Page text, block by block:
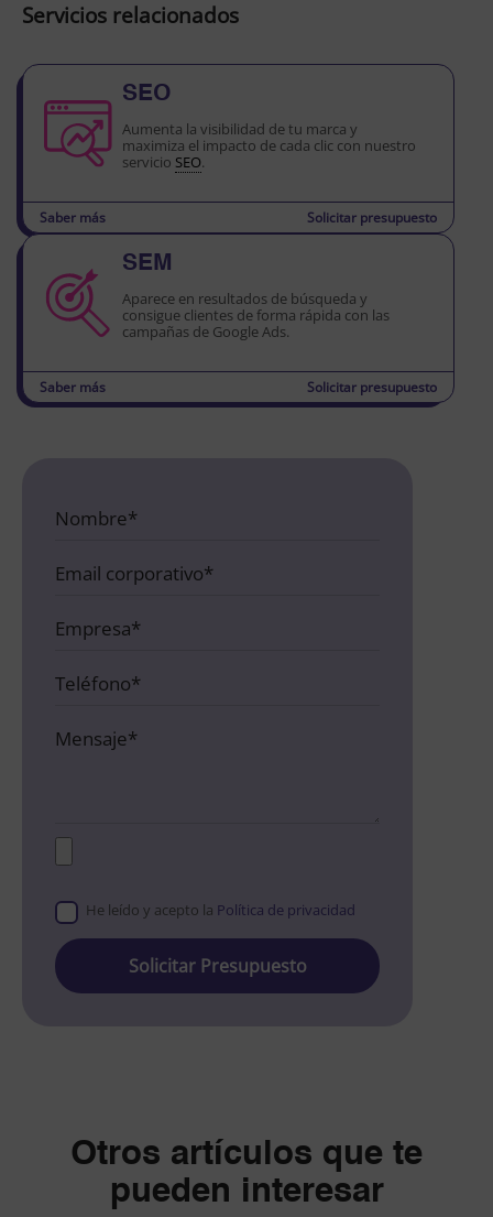
Servicios relacionados
SEO
Aumenta la visibilidad de tu marca y
maximiza el impacto de cada clic con nuestro
servicio SEO.
Saber más Solicitar presupuesto
SEM
Aparece en resultados de búsqueda y
consigue clientes de forma rápida con las
campañas de Google Ads.
Saber más Solicitar presupuesto
He leído y acepto la Política de privacidad
Please
leave
this
Otros artículos que te
pueden interesar